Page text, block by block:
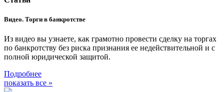
Видео. Торги в банкротстве
Из видео вы узнаете, как грамотно провести сделку на торгах
по банкротству без риска признания ее недействительной и с
полной юридической защитой.
Подробнее
показать все »